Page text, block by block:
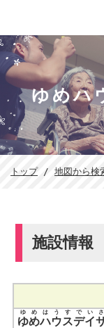
このページの本文へ
ゆめハ
現
置：
トップ/ 地図から検
施設情報
ゆめハウスデイ
ゆめはうすでい